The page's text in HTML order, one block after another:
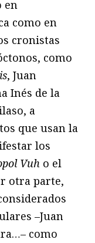
en
como en
cronistas
como
, Juan
Inés de la
a
que usan la
los
Vuh o el
otra parte,
–Juan
como